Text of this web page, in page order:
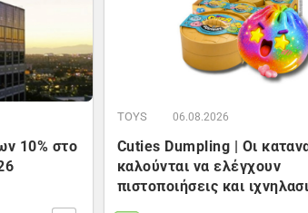
10% στο
TOYS 06.08.2026
Cuties Dumpling | Οι
καλούνται να ελέγχουν
πιστοποιήσεις και